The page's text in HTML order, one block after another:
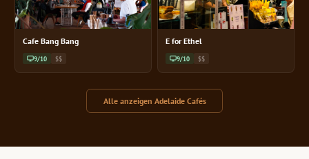
Cafe Bang Bang
9/10 $$
E for Ethel
9/10 $$
Alle anzeigen Adelaide Cafés